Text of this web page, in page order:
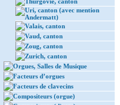
Uri, canton (avec mention
Andermatt)
Valais, canton
Vaud, canton
Zoug, canton
Zurich, canton
Orgues, Salles de Musique
Facteurs d’orgues
Facteurs de clavecins
Compositeurs (orgue)